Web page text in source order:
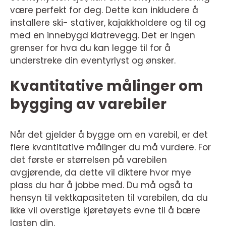
være perfekt for deg. Dette kan inkludere å
installere ski- stativer, kajakkholdere og til og
med en innebygd klatrevegg. Det er ingen
grenser for hva du kan legge til for å
understreke din eventyrlyst og ønsker.
Kvantitative målinger om
bygging av varebiler
Når det gjelder å bygge om en varebil, er det
flere kvantitative målinger du må vurdere. For
det første er størrelsen på varebilen
avgjørende, da dette vil diktere hvor mye
plass du har å jobbe med. Du må også ta
hensyn til vektkapasiteten til varebilen, da du
ikke vil overstige kjøretøyets evne til å bære
lasten din.